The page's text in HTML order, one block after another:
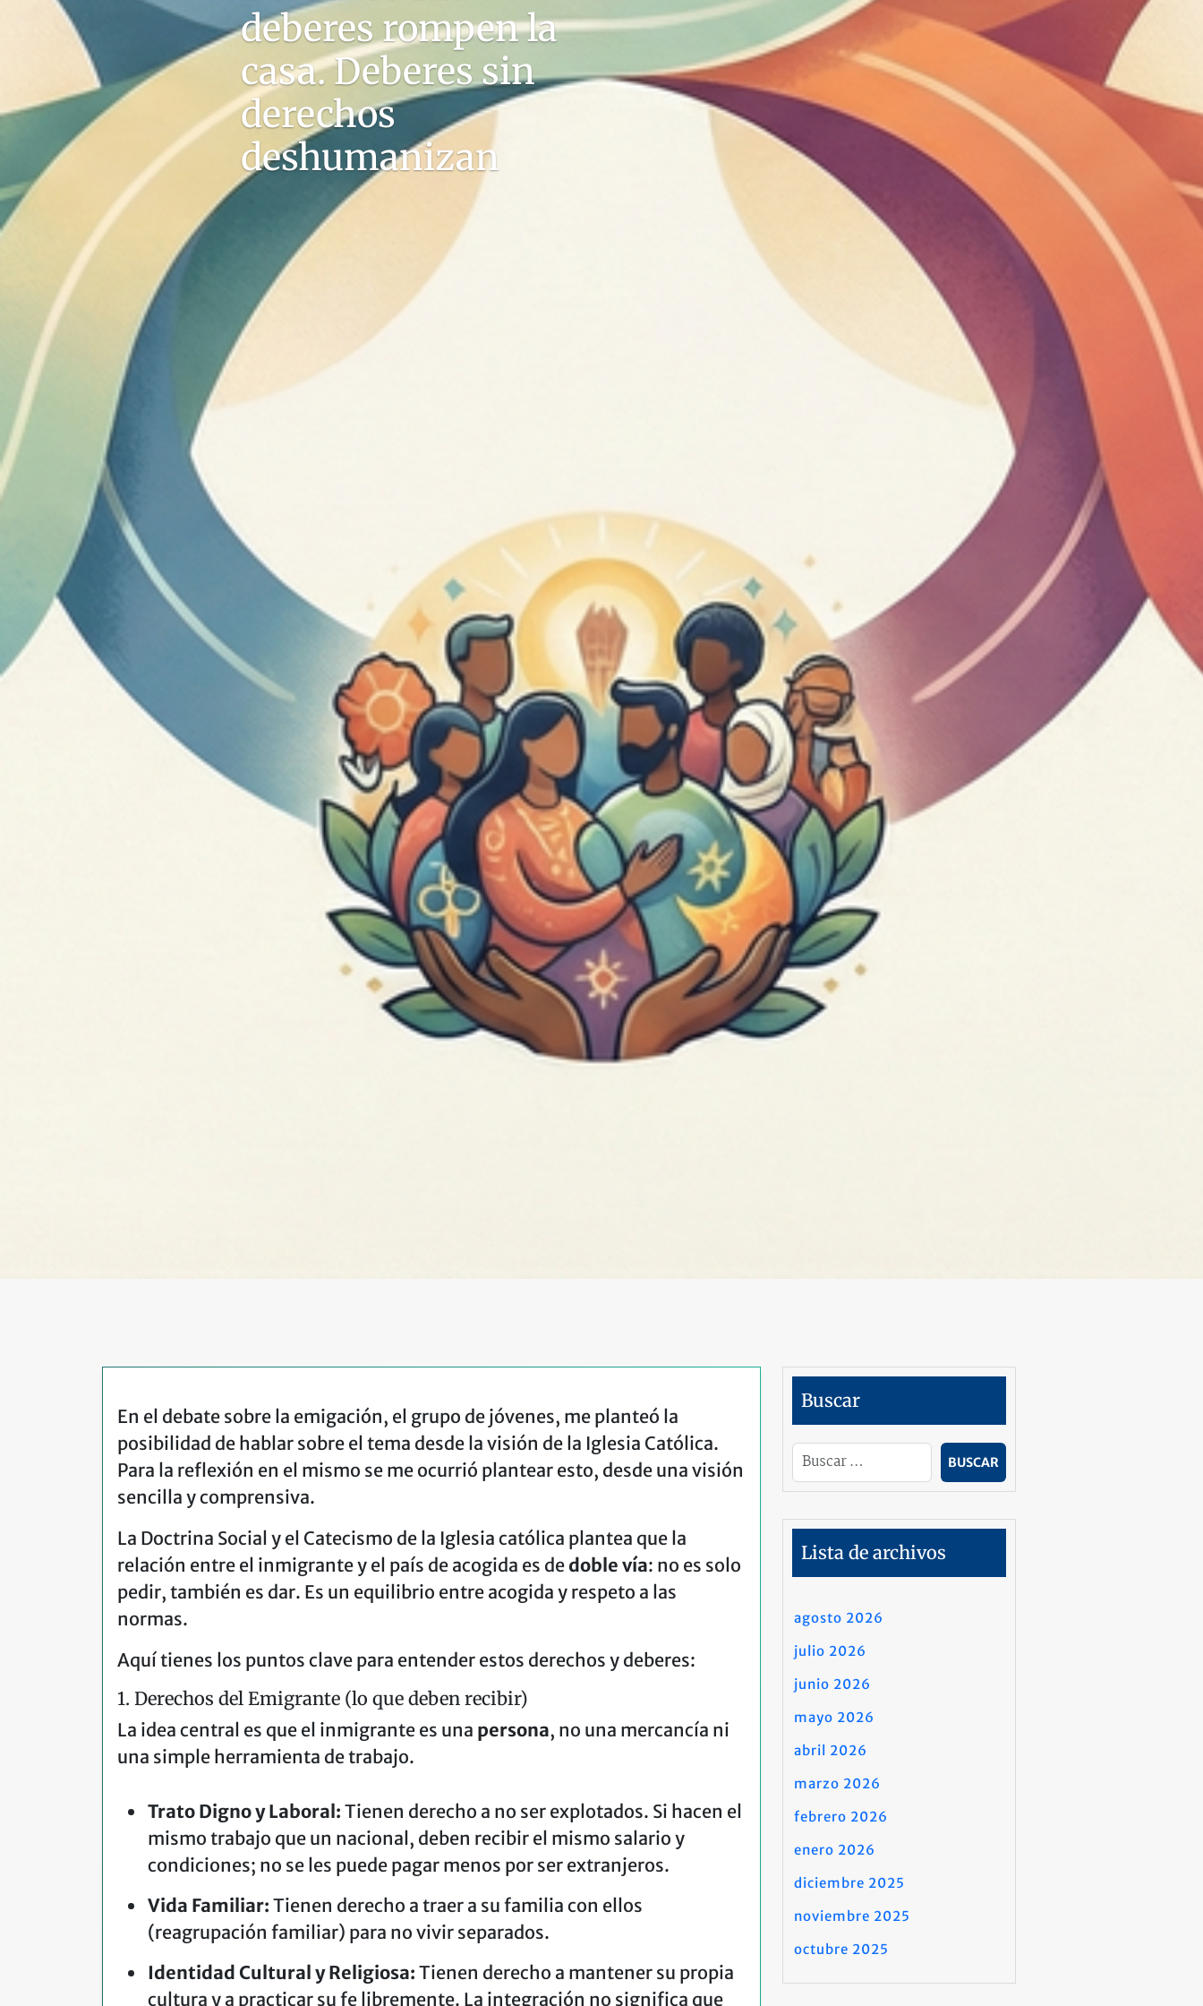
deberes rompen la
casa. Deberes sin
derechos
deshumanizan
En el debate sobre la emigación, el grupo de jóvenes, me planteó la
posibilidad de hablar sobre el tema desde la visión de la Iglesia Católica.
Para la reflexión en el mismo se me ocurrió plantear esto, desde una visión
sencilla y comprensiva.
La Doctrina Social y el Catecismo de la Iglesia católica plantea que la
relación entre el inmigrante y el país de acogida es de doble vía: no es solo
pedir, también es dar. Es un equilibrio entre acogida y respeto a las
normas.
Aquí tienes los puntos clave para entender estos derechos y deberes:
1. Derechos del Emigrante (lo que deben recibir)
La idea central es que el inmigrante es una persona, no una mercancía ni
una simple herramienta de trabajo.
Trato Digno y Laboral: Tienen derecho a no ser explotados. Si hacen el
mismo trabajo que un nacional, deben recibir el mismo salario y
condiciones; no se les puede pagar menos por ser extranjeros.
Vida Familiar: Tienen derecho a traer a su familia con ellos
(reagrupación familiar) para no vivir separados.
Identidad Cultural y Religiosa: Tienen derecho a mantener su propia
cultura y a practicar su fe libremente. La integración no significa que
Buscar
Lista de archivos
agosto 2026
julio 2026
junio 2026
mayo 2026
abril 2026
marzo 2026
febrero 2026
enero 2026
diciembre 2025
noviembre 2025
octubre 2025